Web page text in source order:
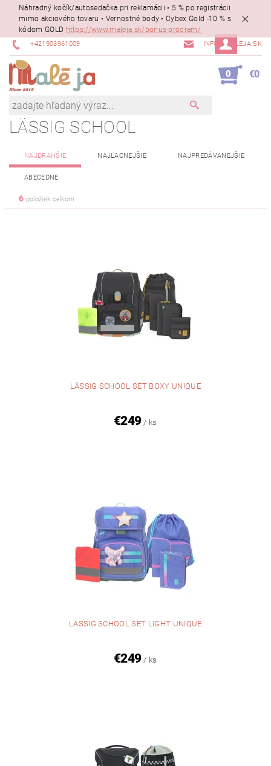
Náhradný kočík/autosedačka pri reklamácii • 5 % po registrácii
mimo akciového tovaru • Vernostné body • Cybex Gold -10 % s
kódom GOLD https://www.maleja.sk/bonus-program/
+421903961009 INFO@MALEJA.SK
0 €0
LÄSSIG SCHOOL
NAJDRAHŠIE NAJLACNEJŠIE NAJPREDÁVANEJŠIE
ABECEDNE
6 položiek celkom
LÄSSIG SCHOOL SET BOXY UNIQUE
€249 / ks
LÄSSIG SCHOOL SET LIGHT UNIQUE
€249 / ks